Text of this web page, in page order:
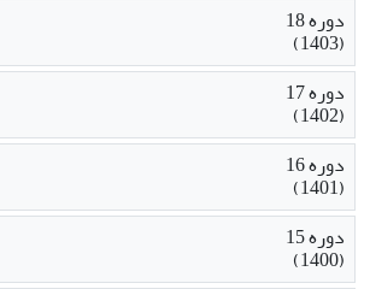
دوره 18
(1403)
دوره 17
(1402)
دوره 16
(1401)
دوره 15
(1400)